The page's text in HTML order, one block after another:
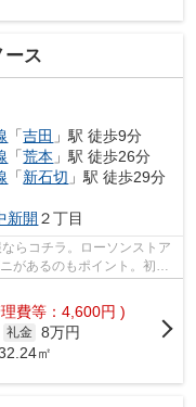
ース
「吉田 」駅 徒歩9分
「荒本 」駅 徒歩26分
「新石切 」駅 徒歩29分
新開 ２丁目
らコチラ。ローソンストア
があるのもポイント。初期
費等：4,600円 )
礼金 8万円
㎡